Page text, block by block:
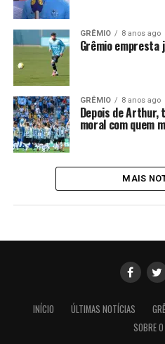
GRÊMIO 8 anos ago
Grêmio empresta
GRÊMIO 8 anos ago
Depois de Arthur,
moral com quem
MAIS
INÍCIO ÚLTIMAS NOTÍCIAS
SOBRE